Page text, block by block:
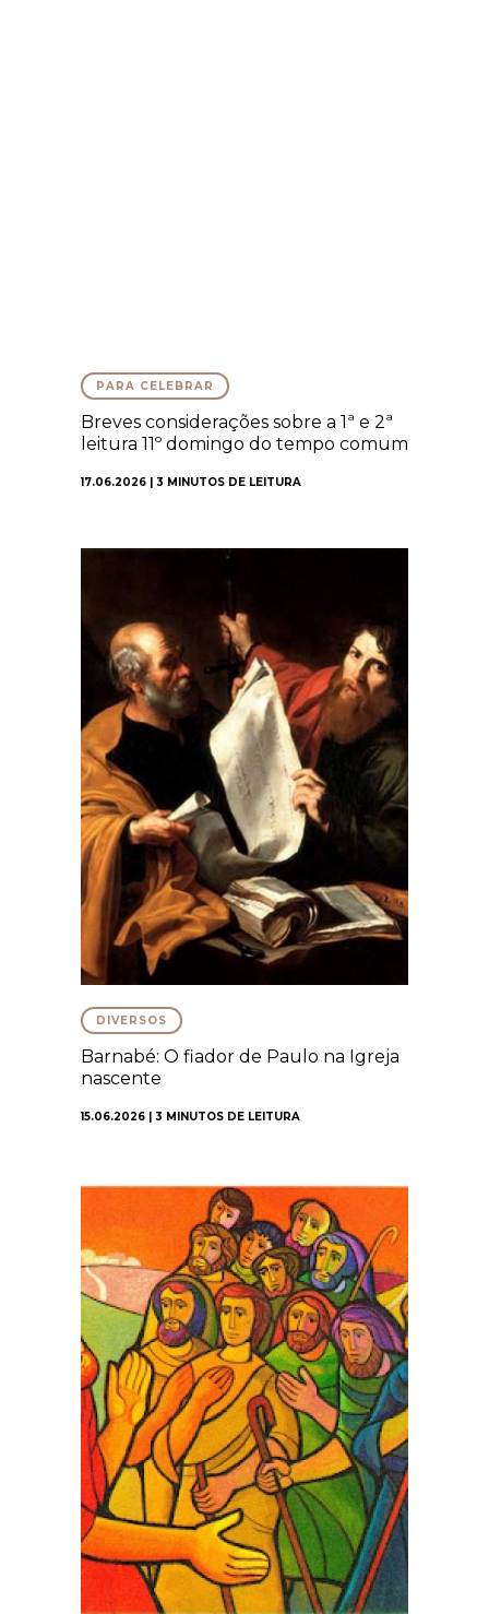
PARA CELEBRAR
Breves considerações sobre a 1ª e 2ª
leitura 11º domingo do tempo comum
17.06.2026 | 3 MINUTOS DE LEITURA
DIVERSOS
Barnabé: O fiador de Paulo na Igreja
nascente
15.06.2026 | 3 MINUTOS DE LEITURA